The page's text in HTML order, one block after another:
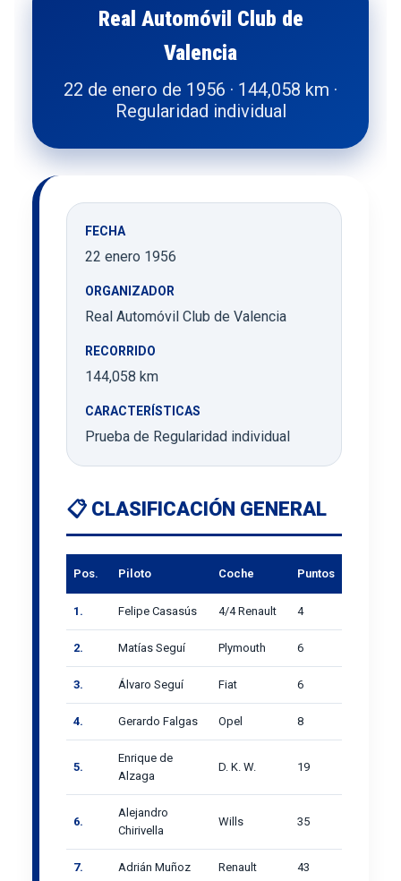
Real Automóvil Club de
Valencia
22 de enero de 1956 · 144,058 km ·
Regularidad individual
FECHA
22 enero 1956
ORGANIZADOR
Real Automóvil Club de Valencia
RECORRIDO
144,058 km
CARACTERÍSTICAS
Prueba de Regularidad individual
📋 CLASIFICACIÓN GENERAL
Pos. Piloto Coche Puntos
1. Felipe Casasús 4/4 Renault 4
2. Matías Seguí Plymouth 6
3. Álvaro Seguí Fiat 6
4. Gerardo Falgas Opel 8
5.
Enrique de
Alzaga
D. K. W. 19
6.
Alejandro
Chirivella
Wills 35
7. Adrián Muñoz Renault 43